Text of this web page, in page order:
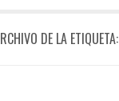
DE LA ETIQUETA: